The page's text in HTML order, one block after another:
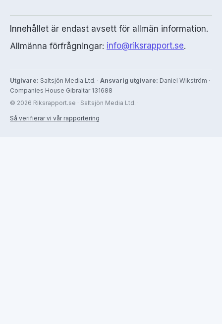
Innehållet är endast avsett för allmän information.
Allmänna förfrågningar: info@riksrapport.se.
Utgivare: Saltsjön Media Ltd. · Ansvarig utgivare: Daniel Wikström ·
Companies House Gibraltar 131688
© 2026 Riksrapport.se · Saltsjön Media Ltd. ·
Så verifierar vi vår rapportering